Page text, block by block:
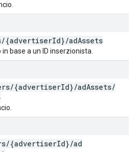
/{advertiserId}/adAssets
base a un ID inserzionista.
/{advertiserId}/adAssets/
/{advertiserId}/ad